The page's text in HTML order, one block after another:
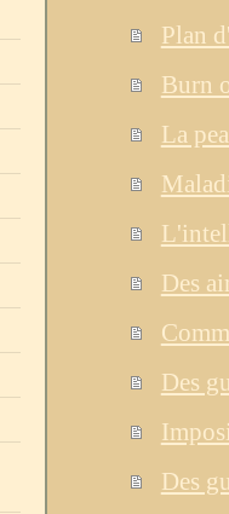
Plan
Burn
La
Des
Des
Des